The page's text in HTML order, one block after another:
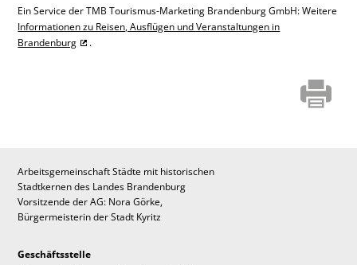
Ein Service der TMB Tourismus-Marketing Brandenburg GmbH: Weitere
Informationen zu Reisen, Ausflügen und Veranstaltungen in
Brandenburg
.
Arbeitsgemeinschaft Städte mit historischen
Stadtkernen des Landes Brandenburg
Vorsitzende der AG: Nora Görke,
Bürgermeisterin der Stadt Kyritz
Geschäftsstelle